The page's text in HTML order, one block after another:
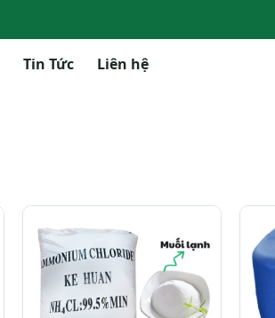
Tin Tức Liên hệ